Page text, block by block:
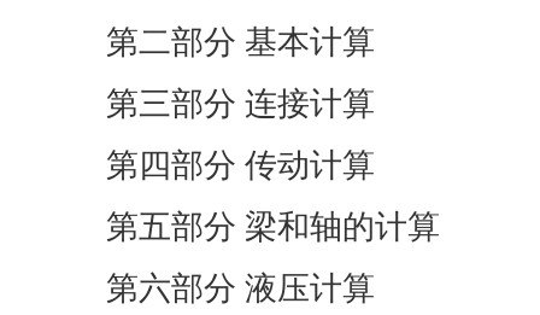
第二部分 基本计算
第三部分 连接计算
第四部分 传动计算
第五部分 梁和轴的计算
第六部分 液压计算